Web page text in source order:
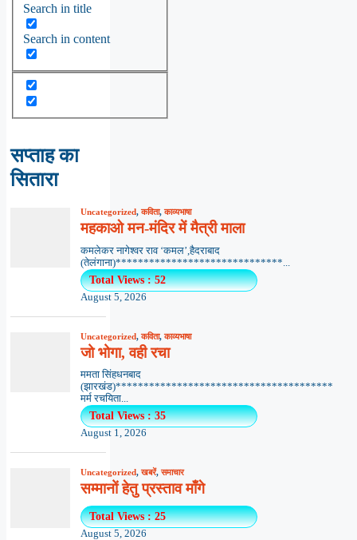
Search in title
Search in content
सप्ताह का
सितारा
Uncategorized,कविता,काव्यभाषा
महकाओ मन-मंदिर में मैत्री माला
कमलेकर नागेश्वर राव ‘कमल’,हैदराबाद
(तेलंगाना)******************************...
Total Views : 52
August 5, 2026
Uncategorized,कविता,काव्यभाषा
जो भोगा, वही रचा
ममता सिंहधनबाद
(झारखंड)***************************************
मर्म रचयिता...
Total Views : 35
August 1, 2026
Uncategorized,खबरें,समाचार
सम्मानों हेतु प्रस्ताव माँगे
Total Views : 25
August 5, 2026